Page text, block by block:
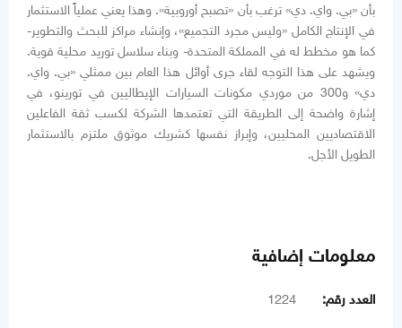
بأن «بي. واي. دي» ترغب بأن «تصبح أوروبية». وهذا يعني عملياً الاستثمار
في الإنتاج الكامل «وليس مجرد التجميع»، وإنشاء مراكز للبحث والتطوير-
كما هو مخطط له في المملكة المتحدة- وبناء سلاسل توريد محلية قوية.
ويشهد على هذا التوجه لقاء جرى أوائل هذا العام بين ممثلي «بي. واي.
دي» و300 من موردي مكونات السيارات الإيطاليين في تورينو، في
إشارة واضحة إلى الطريقة التي تعتمدها الشركة لكسب ثقة الفاعلين
الاقتصاديين المحليين، وإبراز نفسها كشريك موثوق ملتزم بالاستثمار
الطويل الأجل.
معلومات إضافية
العدد رقم: 1224